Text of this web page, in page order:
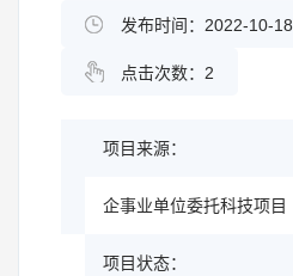
发布时间：2022-10-18
点击次数： 2
项目来源：
企事业单位委托科技项目
项目状态：